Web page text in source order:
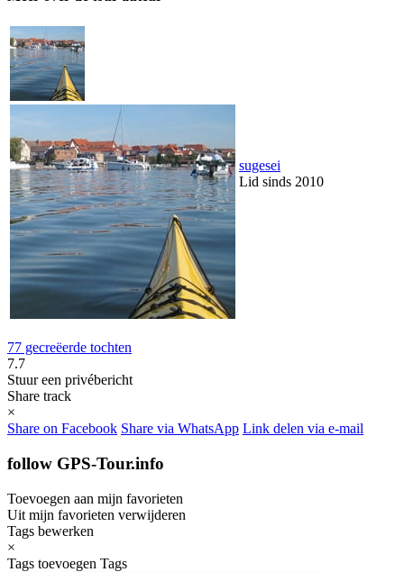
sugesei
Lid sinds 2010
77 gecreëerde tochten
7.7
Stuur een privébericht
Share track
×
Share on Facebook Share via WhatsApp Link delen via e-mail
follow GPS-Tour.info
Toevoegen aan mijn favorieten
Uit mijn favorieten verwijderen
Tags bewerken
×
Tags toevoegen Tags